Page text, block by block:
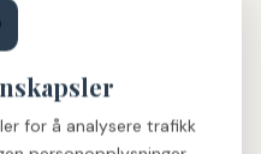
3 (normalt er avtagende
hevelse etter dag 3–4
for å analysere trafikk